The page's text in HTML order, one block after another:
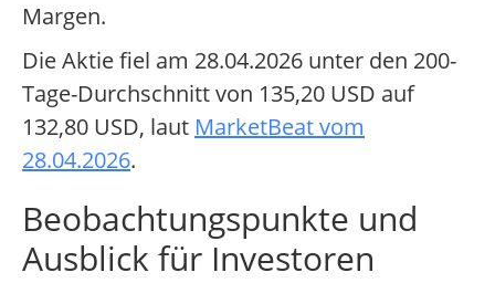
Margen.
Die Aktie fiel am 28.04.2026 unter den 200-
Tage-Durchschnitt von 135,20 USD auf
132,80 USD, laut MarketBeat vom
28.04.2026.
Beobachtungspunkte und
Ausblick für Investoren